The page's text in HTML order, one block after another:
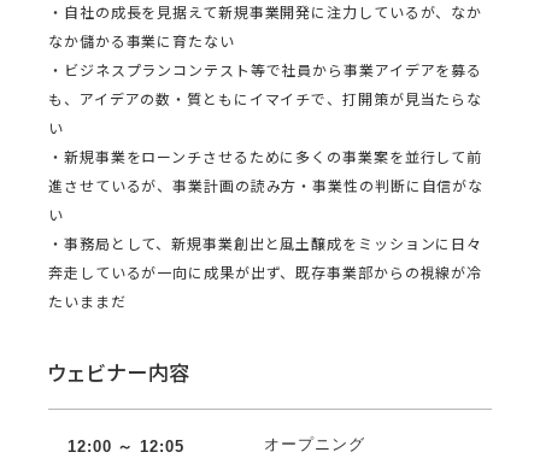
・自社の成長を見据えて新規事業開発に注力しているが、なか
なか儲かる事業に育たない
・ビジネスプランコンテスト等で社員から事業アイデアを募る
も、アイデアの数・質ともにイマイチで、打開策が見当たらな
い
・新規事業をローンチさせるために多くの事業案を並行して前
進させているが、事業計画の読み方・事業性の判断に自信がな
い
・事務局として、新規事業創出と風土醸成をミッションに日々
奔走しているが一向に成果が出ず、既存事業部からの視線が冷
たいままだ
ウェビナー内容
12:00 ～ 12:05 オープニング